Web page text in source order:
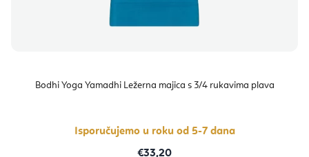
Bodhi Yoga Yamadhi Ležerna majica s 3/4 rukavima plava
Isporučujemo u roku od 5-7 dana
€33,20